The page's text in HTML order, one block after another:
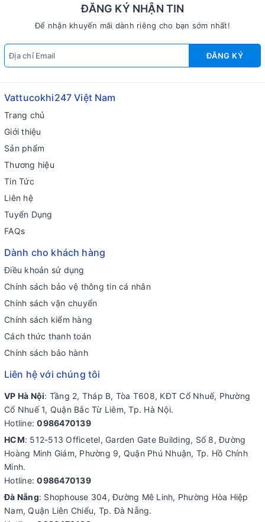
ĐĂNG KÝ NHẬN TIN
Để nhận khuyến mãi dành riêng cho bạn sớm nhất!
ĐĂNG KÝ
Vattucokhi247 Việt Nam
Trang chủ
Giới thiệu
Sản phẩm
Thương hiệu
Tin Tức
Liên hệ
Tuyển Dụng
FAQs
Dành cho khách hàng
Điều khoản sử dụng
Chính sách bảo vệ thông tin cá nhân
Chính sách vận chuyển
Chính sách kiểm hàng
Cách thức thanh toán
Chính sách bảo hành
Liên hệ với chúng tôi
VP Hà Nội: Tầng 2, Tháp B, Tòa T608, KĐT Cổ Nhuế, Phường
Cổ Nhuế 1, Quận Bắc Từ Liêm, Tp. Hà Nội.
Hotline:0986470139
HCM: 512-513 Officetel, Garden Gate Building, Số 8, Đường
Hoàng Minh Giám, Phường 9, Quận Phú Nhuận, Tp. Hồ Chính
Minh.
Hotline:0986470139
Đà Nẵng: Shophouse 304, Đường Mê Linh, Phường Hòa Hiệp
Nam, Quận Liên Chiểu, Tp. Đà Nẵng.